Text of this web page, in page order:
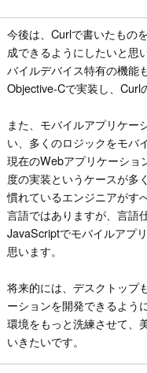
今後は、Curlで書いたもの
成できるようにしたいと思
バイルデバイス特有の機能
Objective-Cで実装し、Curl
また、モバイルアプリケー
い、多くのロジックをモバ
現在のWebアプリケーショ
度の実装というケースが多
慣れているエンジニアがす
言語ではありますが、言語
JavaScriptでモバイルアプ
思います。
将来的には、デスクトップ
ーションを開発できるよう
環境をもっと洗練させて、
いきたいです。